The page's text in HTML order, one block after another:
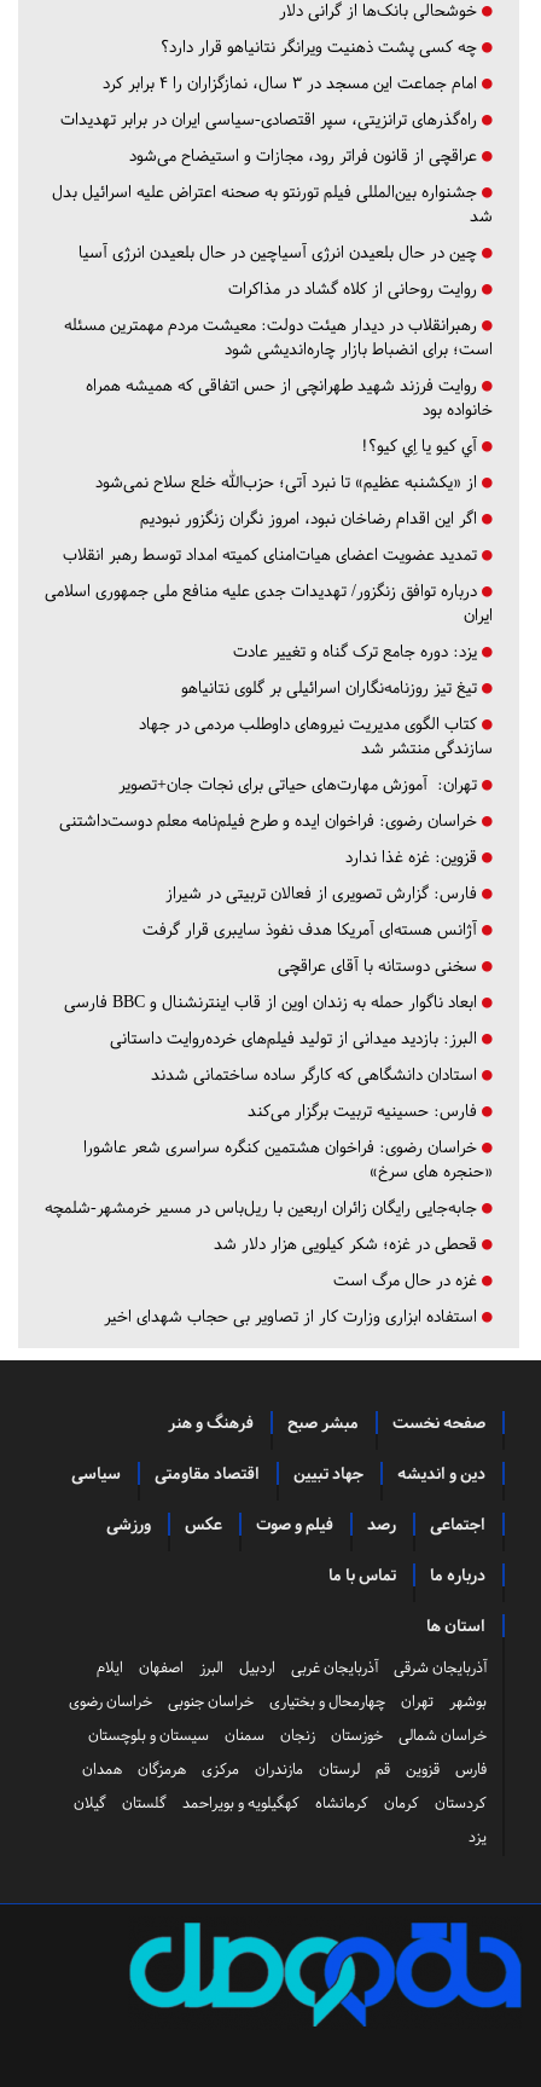
خوشحالی بانک‌ها از گرانی دلار
چه کسی پشت ذهنیت ویرانگر نتانیاهو قرار دارد؟
امام جماعت این مسجد در ۳ سال، نمازگزاران را ۴ برابر کرد
راه‌گذرهای ترانزیتی، سپر اقتصادی-سیاسی ایران در برابر تهدیدات
عراقچی از قانون فراتر رود، مجازات و استیضاح می‌شود
جشنواره بین‌المللی فیلم تورنتو به صحنه اعتراض علیه اسرائیل بدل
شد
چین در حال بلعیدن انرژی آسیاچین در حال بلعیدن انرژی آسیا
روایت روحانی از کلاه گشاد در مذاکرات
رهبرانقلاب در دیدار هیئت دولت: معیشت مردم مهمترین مسئله
است؛ برای انضباط بازار چاره‌اندیشی شود
روایت فرزند شهید طهرانچی از حس اتفاقی که همیشه همراه
خانواده بود
آي كيو يا اِي كيو؟!
از «یکشنبه عظیم» تا نبرد آتی؛ حزب‌الله خلع سلاح نمی‌شود
اگر این اقدام رضاخان نبود، امروز نگران زنگزور نبودیم
تمدید عضویت اعضای هیات‌امنای کمیته امداد توسط رهبر انقلاب
درباره توافق زنگزور/ تهدیدات جدی علیه منافع ملی جمهوری اسلامی
ایران
یزد: دوره جامع ترک گناه و تغییر عادت
تیغ تیز روزنامه‌نگاران اسرائیلی بر گلوی نتانیاهو
کتاب الگوی مدیریت نیروهای داوطلب مردمی در جهاد
سازندگی منتشر شد
تهران: آموزش مهارت‌های حیاتی برای نجات جان+تصویر
خراسان رضوی: فراخوان ایده و طرح فیلم‌نامه معلم دوست‌داشتنی
قزوین: غزه غذا ندارد
فارس: گزارش تصویری از فعالان تربیتی در شیراز
آژانس هسته‌ای آمریکا هدف نفوذ سایبری قرار گرفت
سخنی دوستانه با آقای عراقچی
ابعاد ناگوار حمله به زندان اوین از قاب اینترنشنال و BBC فارسی
البرز: بازدید میدانی از تولید فیلم‌های خرده‌روایت داستانی
استادان دانشگاهی که کارگر ساده ساختمانی شدند
فارس: حسینیه تربیت برگزار می‌کند
خراسان رضوی: فراخوان هشتمین کنگره سراسری شعر عاشورا
«حنجره های سرخ»
جابه‌جایی رایگان زائران اربعین با ریل‌باس در مسیر خرمشهر-شلمچه
قحطی در غزه؛ شکر کیلویی هزار دلار شد
غزه در حال مرگ است
استفاده ابزاری وزارت کار از تصاویر بی حجاب شهدای اخیر
صفحه نخست مبشر صبح فرهنگ و هنر
دین و اندیشه جهاد تبیین اقتصاد مقاومتی سیاسی
اجتماعی رصد فیلم و صوت عکس ورزشی
درباره ما تماس با ما
استان ها
آذربایجان شرقی آذربایجان غربی اردبیل البرز اصفهان
ایلام
بوشهر
تهران چهارمحال و بختیاری خراسان جنوبی
خراسان رضوی
خراسان شمالی
خوزستان زنجان سمنان
سیستان و بلوچستان
فارس
قزوین قم لرستان مازندران مرکزی هرمزگان
همدان
کردستان
کرمان کرمانشاه کهگیلویه و بویراحمد گلستان
گیلان
یزد